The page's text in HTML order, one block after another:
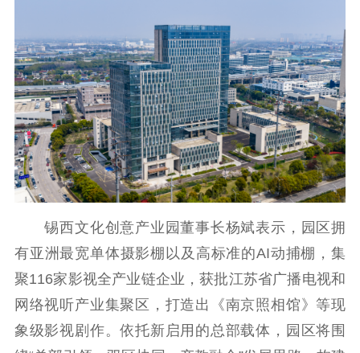
全民阅读
扫黄打非
电影工作
电影创作 电影市场
机关党建
党建要闻 学习在线
文化人才
紫金人才 职称评审
数据资源
公共服务
锡西文化创意产业园董事长杨斌表示，园区拥
有亚洲最宽单体摄影棚以及高标准的AI动捕棚，集
聚116家影视全产业链企业，获批江苏省广播电视和
网络视听产业集聚区，打造出《南京照相馆》等现
象级影视剧作。依托新启用的总部载体，园区将围